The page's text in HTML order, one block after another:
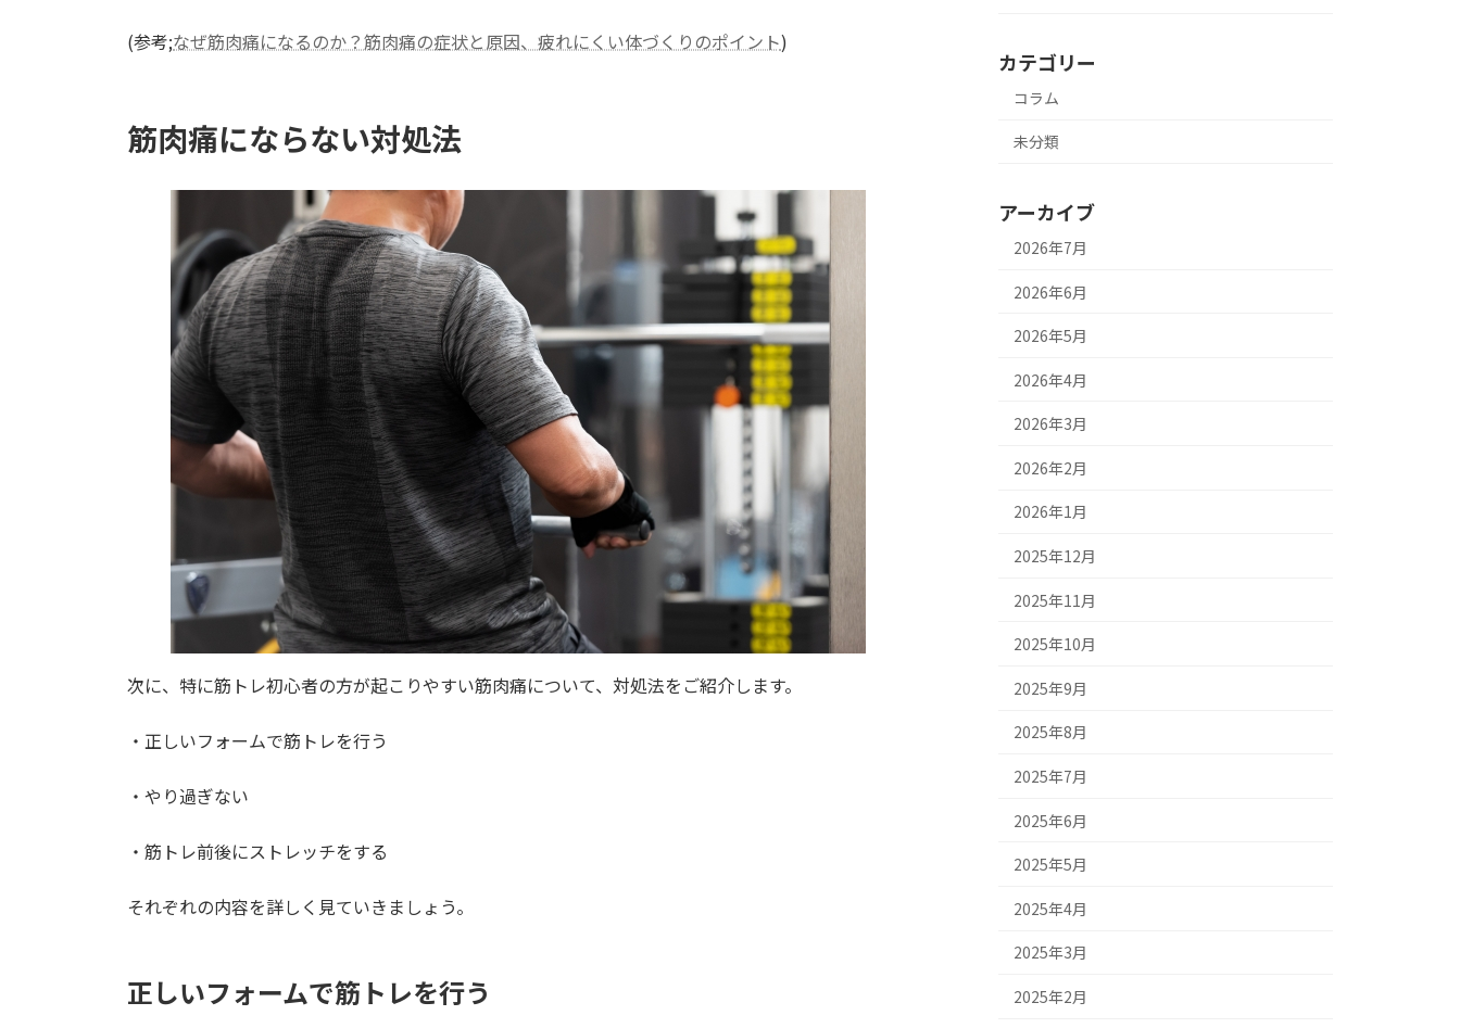
(参考;なぜ筋肉痛になるのか？筋肉痛の症状と原因、疲れにくい体づくりのポイント)
筋肉痛にならない対処法
次に、特に筋トレ初心者の方が起こりやすい筋肉痛について、対処法をご紹介します。
・正しいフォームで筋トレを行う
・やり過ぎない
・筋トレ前後にストレッチをする
それぞれの内容を詳しく見ていきましょう。
正しいフォームで筋トレを行う
カテゴリー
コラム
未分類
アーカイブ
2026年7月
2026年6月
2026年5月
2026年4月
2026年3月
2026年2月
2026年1月
2025年12月
2025年11月
2025年10月
2025年9月
2025年8月
2025年7月
2025年6月
2025年5月
2025年4月
2025年3月
2025年2月